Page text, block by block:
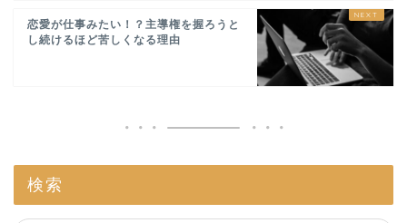
恋愛が仕事みたい！？主導権を握ろうと
し続けるほど苦しくなる理由
検索